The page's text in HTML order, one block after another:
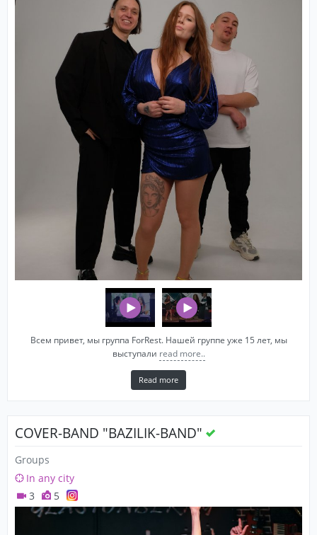
Всем привет, мы группа ForRest. Нашей группе уже 15 лет, мы
выступали read more..
Read more
COVER-BAND "BAZILIK-BAND"
Groups
In any city
3
5